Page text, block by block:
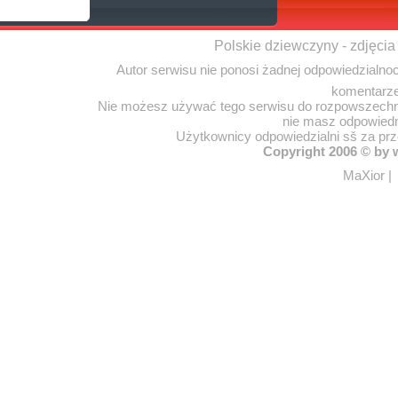
Polskie dziewczyny -
Autor serwisu nie ponosi żadnej
Nie możesz używać tego serwisu do
nie masz
Użytkownicy odpowiedzialni sš za
Copyright 2006 © by
MaXior |